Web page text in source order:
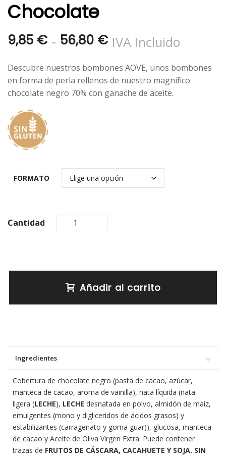
Chocolate
9,85 € - 56,80 €Rango
de
precios:
desde
56,80 €
IVA Incluido
Descubre nuestros bombones AOVE, unos bombones
en forma de perla rellenos de nuestro magnífico
chocolate negro 70% con ganache de aceite.
FORMATO
Cantidad
Añadir al carrito
Ingredientes
Cobertura de chocolate negro (pasta de cacao, azúcar,
manteca de cacao, aroma de vainilla), nata líquida (nata
ligera (LECHE), LECHE desnatada en polvo, almidón de maíz,
emulgentes (mono y digliceridos de ácidos grasos) y
estabilizantes (carragenato y goma guar)), glucosa, manteca
de cacao y Aceite de Oliva Virgen Extra. Puede contener
trazas de FRUTOS DE CÁSCARA, CACAHUETE Y SOJA. SIN